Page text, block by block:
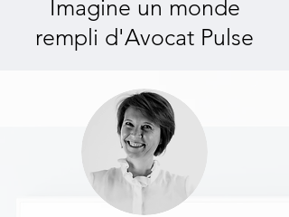
Imagine un monde
rempli d'Avocat Pulse